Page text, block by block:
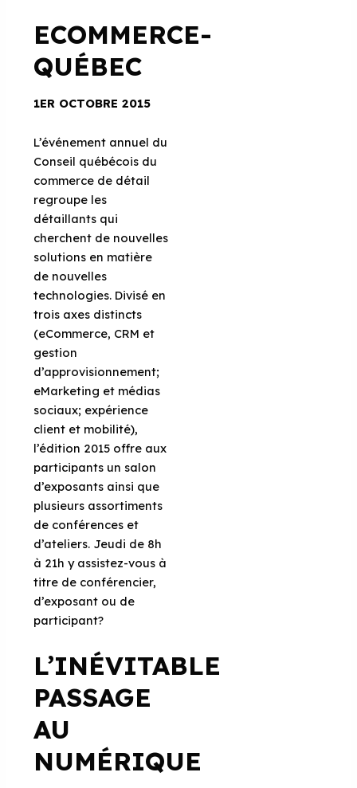
ECOMMERCE-
QUÉBEC
1ER OCTOBRE 2015
L’événement annuel du
Conseil québécois du
commerce de détail
regroupe les
détaillants qui
cherchent de nouvelles
solutions en matière
de nouvelles
technologies. Divisé en
trois axes distincts
(eCommerce, CRM et
gestion
d’approvisionnement;
eMarketing et médias
sociaux; expérience
client et mobilité),
l’édition 2015 offre aux
participants un salon
d’exposants ainsi que
plusieurs assortiments
de conférences et
d’ateliers. Jeudi de 8h
à 21h y assistez-vous à
titre de conférencier,
d’exposant ou de
participant?
L’INÉVITABLE
PASSAGE
AU
NUMÉRIQUE